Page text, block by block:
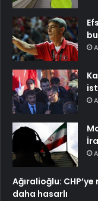
Ağıralioğlu:
daha hasarlı